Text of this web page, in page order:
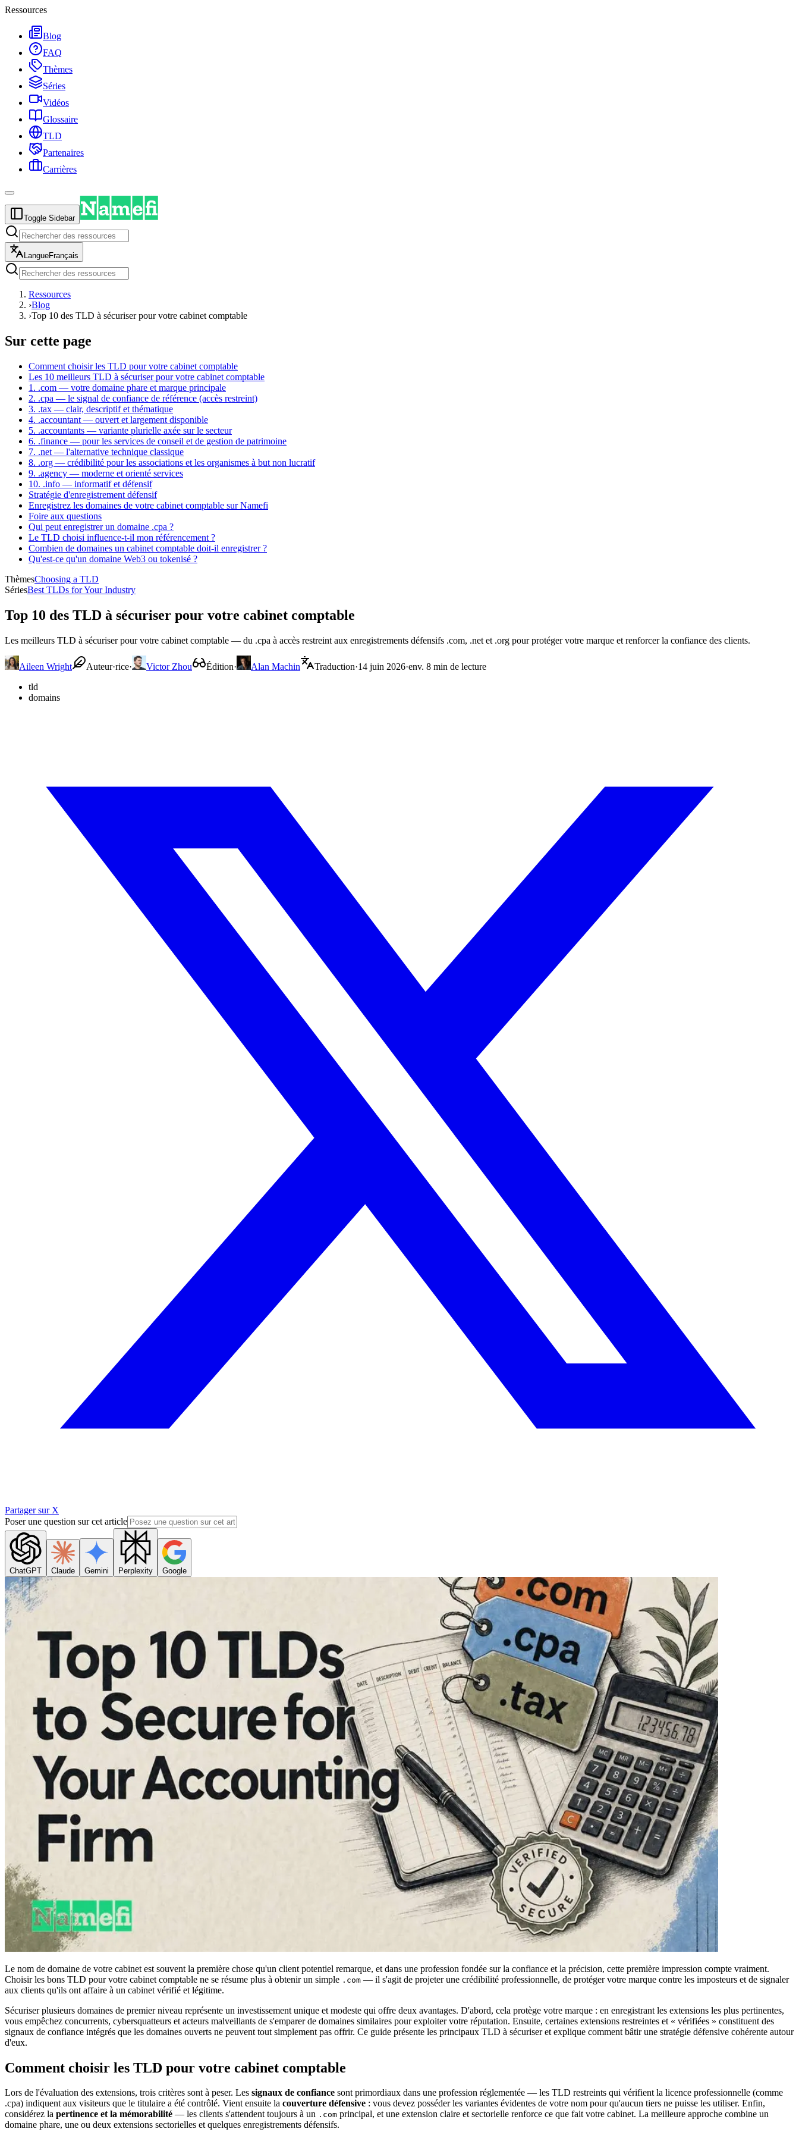
Ressources
Blog
FAQ
Thèmes
Séries
Vidéos
Glossaire
TLD
Partenaires
Carrières
Toggle Sidebar
LangueFrançais
Ressources
›Blog
›Top 10 des TLD à sécuriser pour votre cabinet comptable
Sur cette page
Comment choisir les TLD pour votre cabinet comptable
Les 10 meilleurs TLD à sécuriser pour votre cabinet comptable
1. .com — votre domaine phare et marque principale
2. .cpa — le signal de confiance de référence (accès restreint)
3. .tax — clair, descriptif et thématique
4. .accountant — ouvert et largement disponible
5. .accountants — variante plurielle axée sur le secteur
6. .finance — pour les services de conseil et de gestion de patrimoine
7. .net — l'alternative technique classique
8. .org — crédibilité pour les associations et les organismes à but non lucratif
9. .agency — moderne et orienté services
10. .info — informatif et défensif
Stratégie d'enregistrement défensif
Enregistrez les domaines de votre cabinet comptable sur Namefi
Foire aux questions
Qui peut enregistrer un domaine .cpa ?
Le TLD choisi influence-t-il mon référencement ?
Combien de domaines un cabinet comptable doit-il enregistrer ?
Qu'est-ce qu'un domaine Web3 ou tokenisé ?
ThèmesChoosing a TLD
SériesBest TLDs for Your Industry
Top 10 des TLD à sécuriser pour votre cabinet comptable
Les meilleurs TLD à sécuriser pour votre cabinet comptable — du .cpa à accès restreint aux enregistrements défensifs .com, .net et .org pour protéger votre marque et renforcer la confiance des clients.
Aileen Wright Auteur·rice· Victor Zhou Édition· Alan Machin Traduction·14 juin 2026·env. 8 min de lecture
tld
domains
Partager sur X
Poser une question sur cet article
ChatGPT Claude Gemini Perplexity Google
Le nom de domaine de votre cabinet est souvent la première chose qu'un client potentiel remarque, et dans une profession fondée sur la confiance et la précision, cette première impression compte vraiment.
Choisir les bons TLD pour votre cabinet comptable ne se résume plus à obtenir un simple .com — il s'agit de projeter une crédibilité professionnelle, de protéger votre marque contre les imposteurs et de signaler
aux clients qu'ils ont affaire à un cabinet vérifié et légitime.
Sécuriser plusieurs domaines de premier niveau représente un investissement unique et modeste qui offre deux avantages. D'abord, cela protège votre marque : en enregistrant les extensions les plus pertinentes,
vous empêchez concurrents, cybersquatteurs et acteurs malveillants de s'emparer de domaines similaires pour exploiter votre réputation. Ensuite, certaines extensions restreintes et « vérifiées » constituent des
signaux de confiance intégrés que les domaines ouverts ne peuvent tout simplement pas offrir. Ce guide présente les principaux TLD à sécuriser et explique comment bâtir une stratégie défensive cohérente autour
d'eux.
Comment choisir les TLD pour votre cabinet comptable
Lors de l'évaluation des extensions, trois critères sont à peser. Les signaux de confiance sont primordiaux dans une profession réglementée — les TLD restreints qui vérifient la licence professionnelle (comme
.cpa) indiquent aux visiteurs que le titulaire a été contrôlé. Vient ensuite la couverture défensive : vous devez posséder les variantes évidentes de votre nom pour qu'aucun tiers ne puisse les utiliser. Enfin,
considérez la pertinence et la mémorabilité — les clients s'attendent toujours à un .com principal, et une extension claire et sectorielle renforce ce que fait votre cabinet. La meilleure approche combine un
domaine phare, une ou deux extensions sectorielles et quelques enregistrements défensifs.